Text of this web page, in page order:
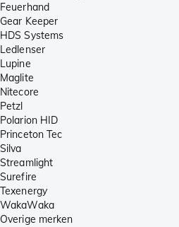
Feuerhand
Gear Keeper
HDS Systems
Ledlenser
Lupine
Maglite
Nitecore
Petzl
Polarion HID
Princeton Tec
Silva
Streamlight
Surefire
Texenergy
WakaWaka
Overige merken